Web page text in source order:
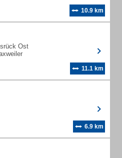
10.9 km
Ost
11.1 km
6.9 km